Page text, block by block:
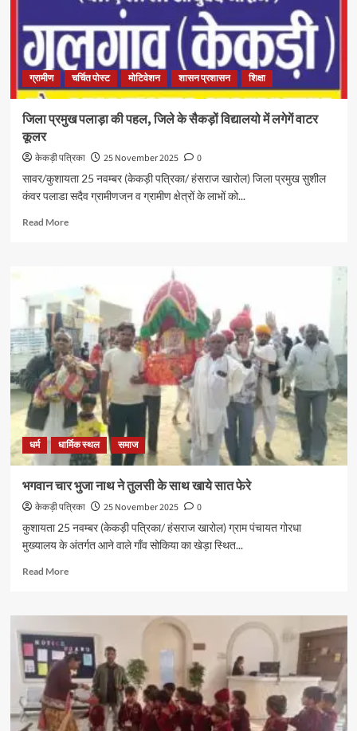
ग्रामीण चर्चित पोस्ट मोटिवेशन शासन प्रशासन शिक्षा
जिला प्रमुख पलाड़ा की पहल, जिले के सैकड़ों विद्यालयो में लगेगें वाटर
कूलर
केकड़ी पत्रिका 25 November 2025
0
सावर/कुशायता 25 नवम्बर (केकड़ी पत्रिका/ हंसराज खारोल) जिला प्रमुख सुशील
कंवर पलाडा सदैव ग्रामीणजन व ग्रामीण क्षेत्रों के लाभों को...
Read More
धर्म धार्मिक स्थल समाज
भगवान चार भुजा नाथ ने तुलसी के साथ खाये सात फेरे
केकड़ी पत्रिका 25 November 2025
0
कुशायता 25 नवम्बर (केकड़ी पत्रिका/ हंसराज खारोल) ग्राम पंचायत गोरधा
मुख्यालय के अंतर्गत आने वाले गाँव सोकिया का खेड़ा स्थित...
Read More